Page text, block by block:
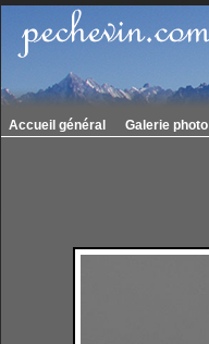
Accueil général Galerie photo